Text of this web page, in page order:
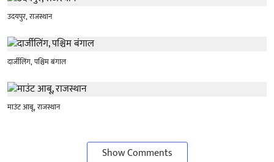
उदयपुर, राजस्थान
दार्जीलिंग, पश्चिम बंगाल
माउंट आबू, राजस्थान
Show Comments